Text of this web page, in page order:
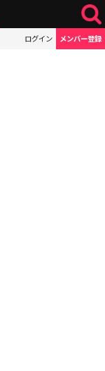
ログイン メンバー登録